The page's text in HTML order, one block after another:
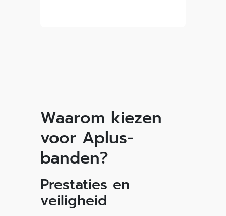
Waarom kiezen
voor Aplus-
banden?
Prestaties en
veiligheid